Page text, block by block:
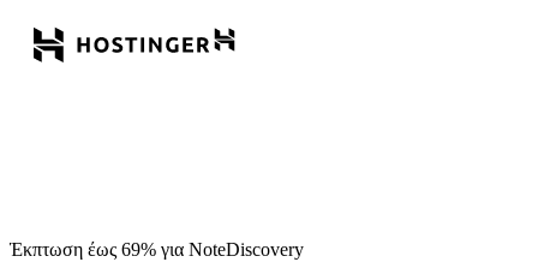
Έκπτωση έως 69% για NoteDiscovery